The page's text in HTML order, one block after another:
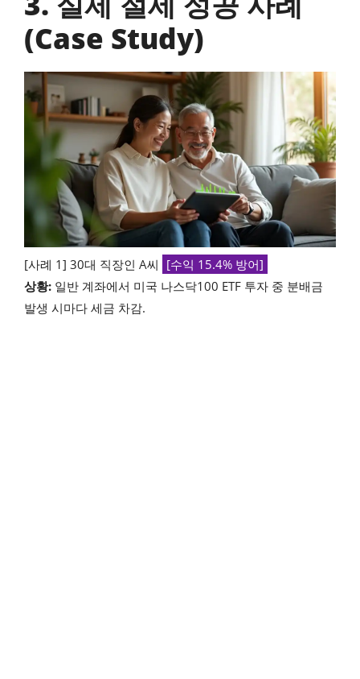
(Case Study)
[사례 1] 30대 직장인 A씨 [수익 15.4% 방어]
상황: 일반 계좌에서 미국 나스닥100 ETF 투자 중 분배금
발생 시마다 세금 차감.